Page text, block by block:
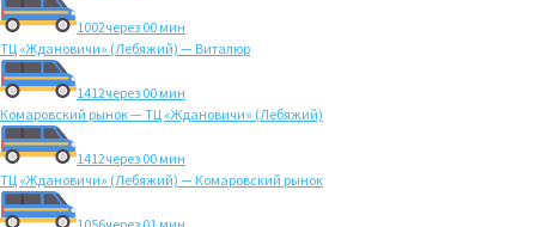
1002через 00 мин
ТЦ «Ждановичи» (Лебяжий) — Виталюр
1412через 00 мин
Комаровский рынок — ТЦ «Ждановичи» (Лебяжий)
1412через 00 мин
ТЦ «Ждановичи» (Лебяжий) — Комаровский рынок